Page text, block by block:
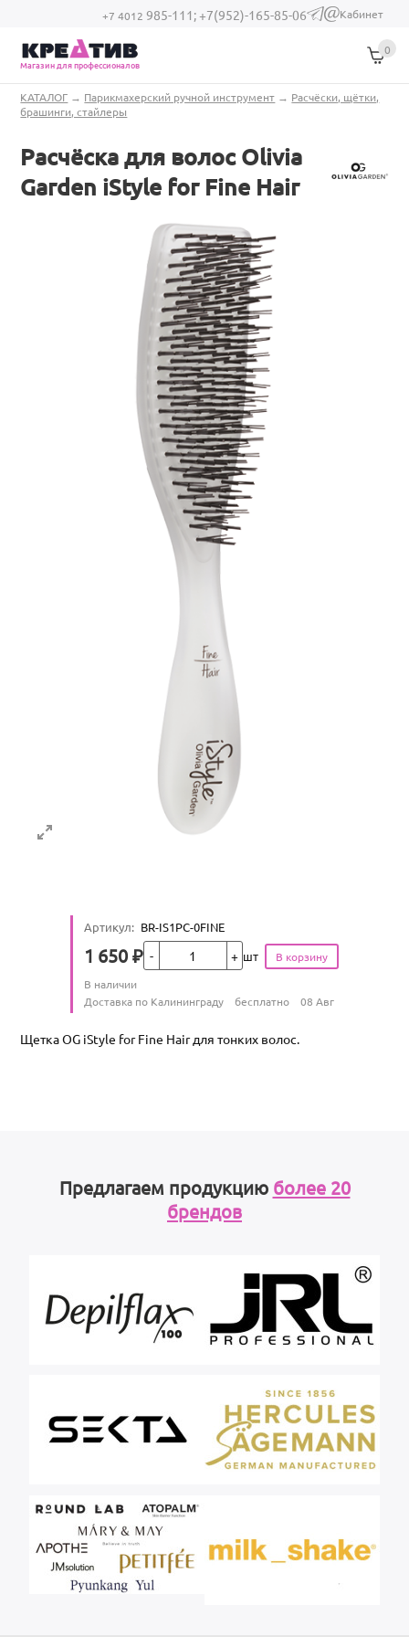
Перейти к основному содержанию
+7 4012 985-111;+7(952)-165-85-06
(link sends e-
Кабинет
Магазин для профессионалов
0
Вы здесь
КАТАЛОГ → Парикмахерский ручной инструмент → Расчёски, щётки,
брашинги, стайлеры
Расчёска для волос Olivia
Garden iStyle for Fine Hair
Артикул: BR-IS1PC-0FINE
Цена
1 650 ₽Кол-во шт
Количество
В наличии
Условия доставки
Доставка по Калининграду бесплатно 08 Авг
Щетка OG iStyle for Fine Hair для тонких волос.
Предлагаем продукцию более 20
брендов